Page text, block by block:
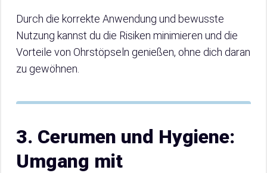
Durch die korrekte Anwendung und bewusste
Nutzung kannst du die Risiken minimieren und die
Vorteile von Ohrstöpseln genießen, ohne dich daran
zu gewöhnen.
3. Cerumen und Hygiene:
Umgang mit